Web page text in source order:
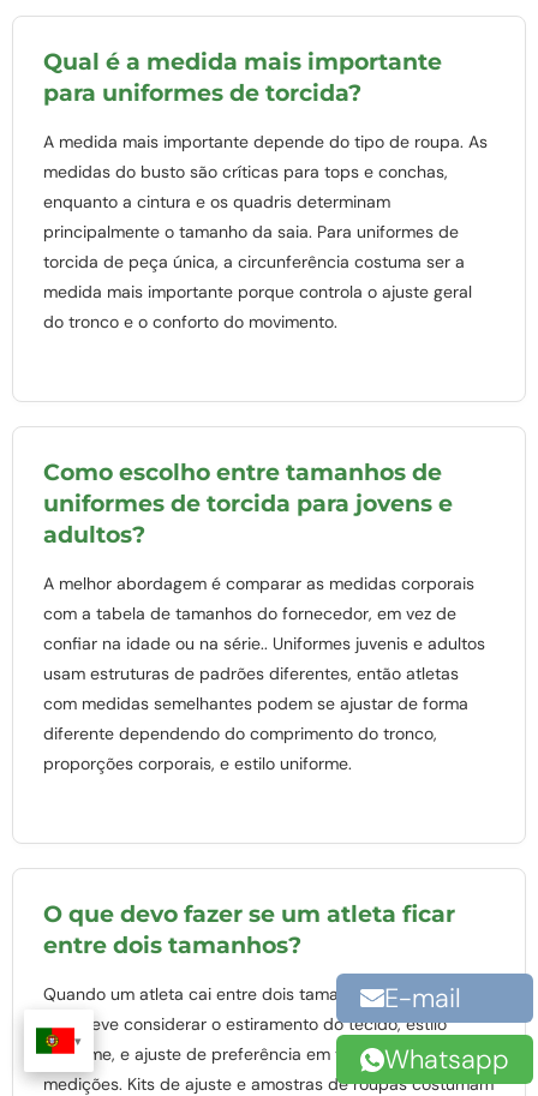
Qual é a medida mais importante
para uniformes de torcida?
A medida mais importante depende do tipo de roupa. As
medidas do busto são críticas para tops e conchas,
enquanto a cintura e os quadris determinam
principalmente o tamanho da saia. Para uniformes de
torcida de peça única, a circunferência costuma ser a
medida mais importante porque controla o ajuste geral
do tronco e o conforto do movimento.
Como escolho entre tamanhos de
uniformes de torcida para jovens e
adultos?
A melhor abordagem é comparar as medidas corporais
com a tabela de tamanhos do fornecedor, em vez de
confiar na idade ou na série.. Uniformes juvenis e adultos
usam estruturas de padrões diferentes, então atletas
com medidas semelhantes podem se ajustar de forma
diferente dependendo do comprimento do tronco,
proporções corporais, e estilo uniforme.
O que devo fazer se um atleta ficar
entre dois tamanhos?
Quando um atleta cai entre dois tamanhos, a decisão
final deve considerar o estiramento do tecido, estilo
uniforme, e ajuste de preferência em vez de apenas
medições. Kits de ajuste e amostras de roupas costumam
E-mail
Whatsapp